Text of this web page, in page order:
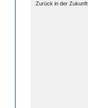
Zurück in der Zukunft